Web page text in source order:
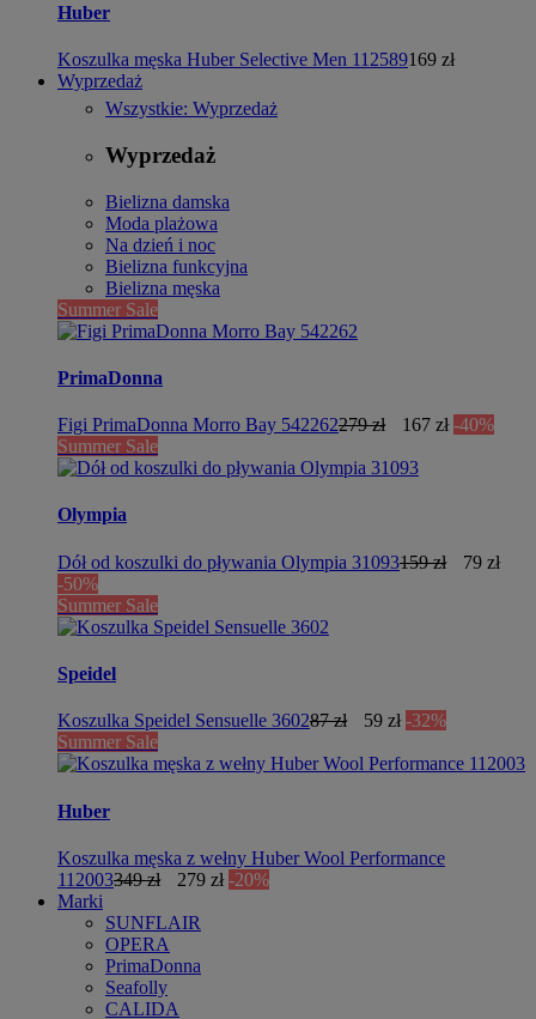
Huber
Koszulka męska Huber Selective Men 112589169 zł
Wyprzedaż
Wszystkie: Wyprzedaż
Wyprzedaż
Bielizna damska
Moda plażowa
Na dzień i noc
Bielizna funkcyjna
Bielizna męska
Summer Sale
PrimaDonna
Figi PrimaDonna Morro Bay 542262279 zł 167 zł -40%
Summer Sale
Olympia
Dół od koszulki do pływania Olympia 31093159 zł
79 zł
-50%
Summer Sale
Speidel
Koszulka Speidel Sensuelle 360287 zł 59 zł -32%
Summer Sale
Huber
Koszulka męska z wełny Huber Wool Performance
112003349 zł 279 zł -20%
Marki
SUNFLAIR
OPERA
PrimaDonna
Seafolly
CALIDA